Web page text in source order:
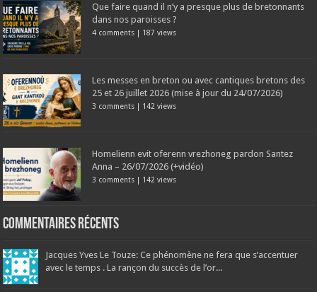
Que faire quand il n’y a presque plus de bretonnants
dans nos paroisses ?
4 comments | 187 views
Les messes en breton ou avec cantiques bretons des
25 et 26 juillet 2026 (mise à jour du 24/07/2026)
3 comments | 142 views
Homelienn evit oferenn vrezhoneg pardon Santez
Anna – 26/07/2026 (+vidéo)
3 comments | 142 views
Commentaires récents
Jacques Yves Le Touze: Ce phénomène ne fera que s’accentuer
avec le temps . La rançon du succès de l’or...